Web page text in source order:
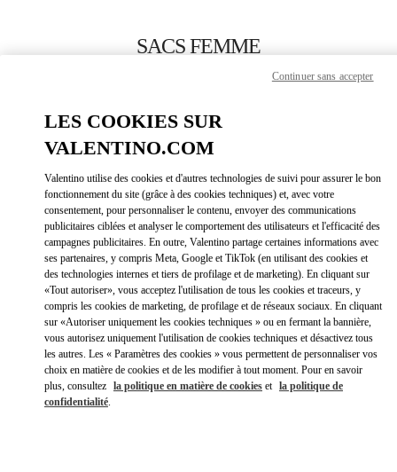
SACS FEMME
APPELLE MAINTENANT
OBTENIR DES DIRECTIONSLINK
Link Opens in New Tab
LES COOKIES SUR
VALENTINO.COM
Valentino utilise des cookies et d'autres technologies de suivi pour assurer le bon
fonctionnement du site (grâce à des cookies techniques) et, avec votre
consentement, pour personnaliser le contenu, envoyer des communications
publicitaires ciblées et analyser le comportement des utilisateurs et l'efficacité des
campagnes publicitaires. En outre, Valentino partage certaines informations avec
ses partenaires, y compris Meta, Google et TikTok (en utilisant des cookies et
des technologies internes et tiers de profilage et de marketing). En cliquant sur
«Tout autoriser», vous acceptez l'utilisation de tous les cookies et traceurs, y
compris les cookies de marketing, de profilage et de réseaux sociaux. En cliquant
sur «Autoriser uniquement les cookies techniques » ou en fermant la bannière,
vous autorisez uniquement l'utilisation de cookies techniques et désactivez tous
les autres. Les « Paramètres des cookies » vous permettent de personnaliser vos
choix en matière de cookies et de les modifier à tout moment. Pour en savoir
plus, consultez la politique en matière de cookies et la politique de
confidentialité.
Continuer sans accepter